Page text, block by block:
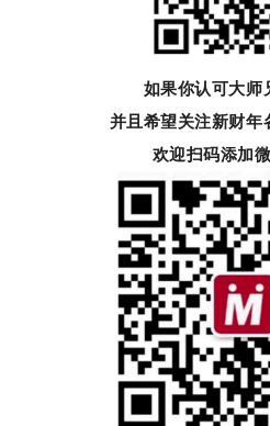
如果你认可大师
并且希望关注新财年
欢迎扫码添加